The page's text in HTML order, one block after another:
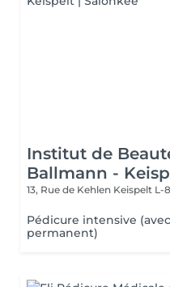
Institut de
Ballmann -
13, Rue de Kehlen Keispelt L-
Pédicure intensive
permanent)